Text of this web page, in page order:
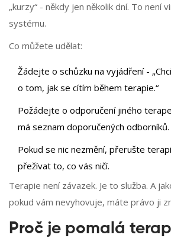
„kurzy“ - někdy jen několik dní. To není
systému.
Co můžete udělat:
Žádejte o schůzku na vyjádření -
o tom, jak se cítím během terapie.“
Požádejte o odporučení jiného
má seznam doporučených odborníků.
Pokud se nic nezmění, přerušte
přežívat to, co vás ničí.
Terapie není závazek. Je to služba. A
pokud vám nevyhovuje, máte právo ji
Proč je pomalá